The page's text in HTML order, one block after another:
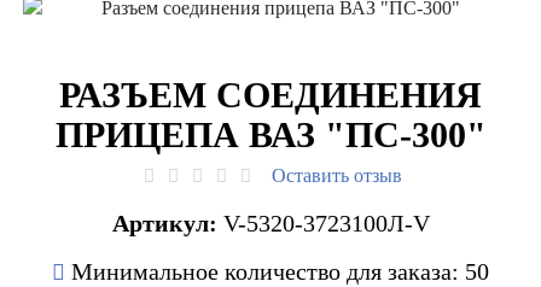
РАЗЪЕМ СОЕДИНЕНИЯ
ПРИЦЕПА ВАЗ "ПС-300"
Оставить отзыв
Артикул: V-5320-3723100Л-V
Минимальное количество для заказа: 50